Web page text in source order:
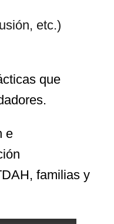
etc.)
que
e
familias y